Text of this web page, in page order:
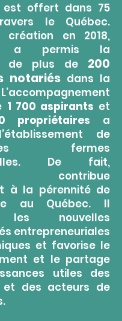
est offert dans 75
le Québec.
création en 2018,
a permis la
de plus de 200
notariés dans la
1 700 aspirants et
propriétaires a
de
fermes
De fait,
contribue
à la pérennité de
au Québec. Il
les nouvelles
entrepreneuriales
et favorise le
et le partage
utiles des
et des acteurs de